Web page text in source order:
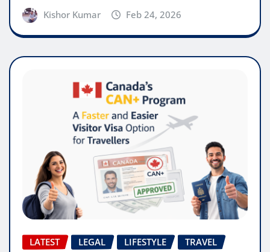
Kishor Kumar Feb 24, 2026
LATEST LEGAL LIFESTYLE TRAVEL